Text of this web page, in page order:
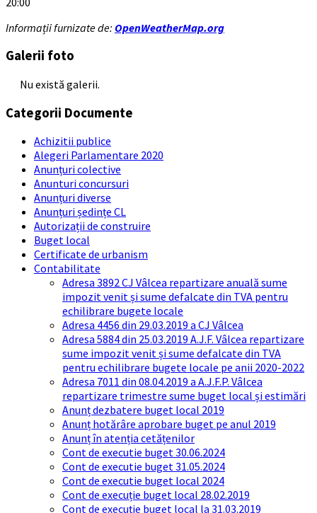
Informații furnizate de: OpenWeatherMap.org
Galerii foto
Nu există galerii.
Categorii Documente
Achizitii publice
Alegeri Parlamentare 2020
Anunțuri colective
Anunturi concursuri
Anunțuri diverse
Anunțuri ședințe CL
Autorizații de construire
Buget local
Certificate de urbanism
Contabilitate
Adresa 3892 CJ Vâlcea repartizare anuală sume
impozit venit și sume defalcate din TVA pentru
echilibrare bugete locale
Adresa 4456 din 29.03.2019 a CJ Vâlcea
Adresa 5884 din 25.03.2019 A.J.F. Vâlcea repartizare
sume impozit venit și sume defalcate din TVA
pentru echilibrare bugete locale pe anii 2020-2022
Adresa 7011 din 08.04.2019 a A.J.F.P. Vâlcea
repartizare trimestre sume buget local și estimări
Anunț dezbatere buget local 2019
Anunț hotărâre aprobare buget pe anul 2019
Anunț în atenția cetățenilor
Cont de executie buget 30.06.2024
Cont de executie buget 31.05.2024
Cont de executie buget local 2024
Cont de execuție buget local 28.02.2019
Cont de execuție buget local la 31.03.2019